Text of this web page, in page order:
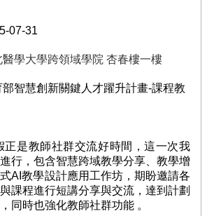
07-31
醫學大學跨領域學院 杏春樓一樓
部智慧創新關鍵人才躍升計畫-課程教
正是教師社群交流好時間，這一次我
行，包含智慧跨域教學分享、教學增
AI教學設計應用工作坊，期盼邀請各
課程進行短講分享與交流，達到計劃
同時也強化教師社群功能 。